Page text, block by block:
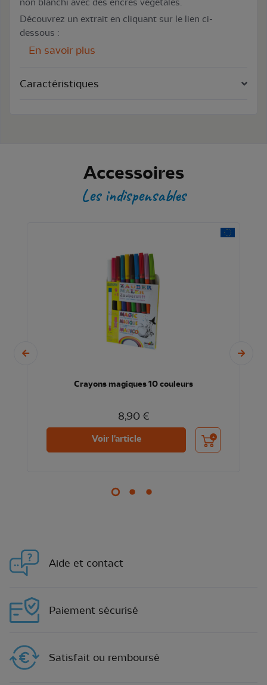
non blanchi avec des encres végétales.
Découvrez un extrait en cliquant sur le lien ci-
dessous :
En savoir plus
Caractéristiques
Accessoires
Les indispensables
Crayons magiques 10 couleurs
8,90 €
Voir l'article Ajouter au panier
Aide et contact
Paiement sécurisé
Satisfait ou remboursé